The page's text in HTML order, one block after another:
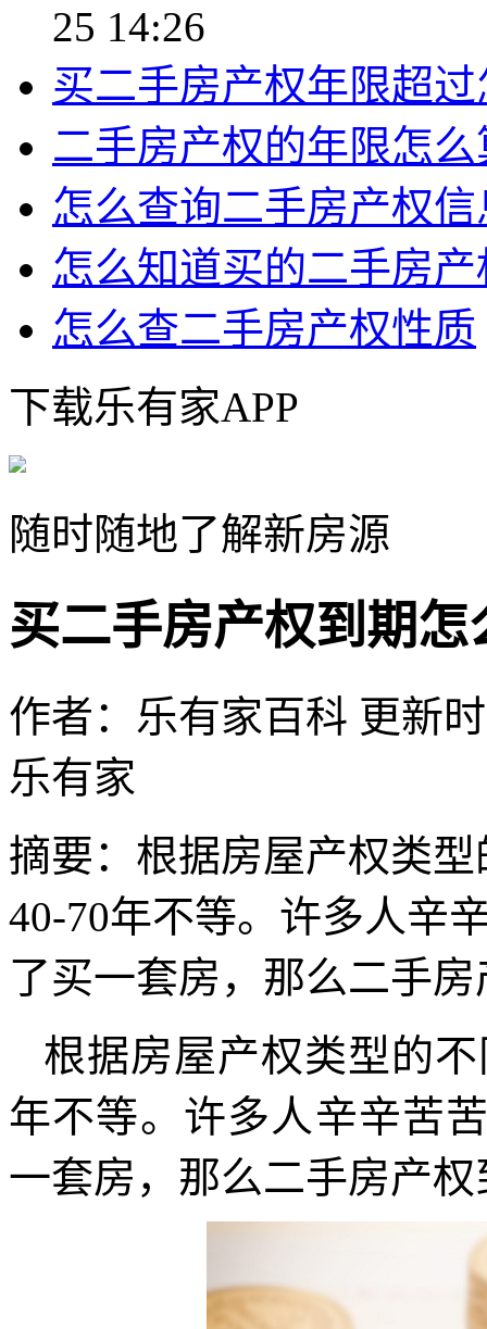
25 14:26
买二手房产权年限超
二手房产权的年限怎么
怎么查询二手房产权信
怎么知道买的二手房
怎么查二手房产权性质
下载乐有家APP
随时随地了解新房源
买二手房产权到期怎
作者：乐有家百科 更新
乐有家
摘要： 根据房屋产权类
40-70年不等。许多人辛
了买一套房，那么二手
根据房屋产权类型的
年不等。许多人辛辛苦
一套房，那么二手房产